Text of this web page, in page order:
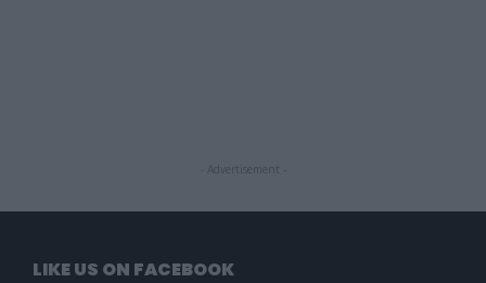
- Advertisement -
LIKE US ON FACEBOOK